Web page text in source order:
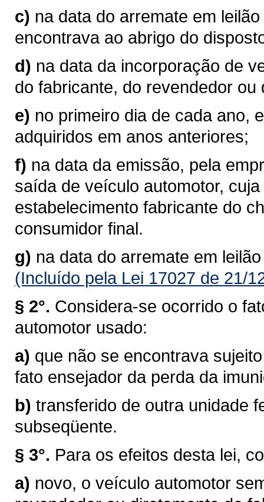
c) na data do arremate em
encontrava ao abrigo do
d) na data da incorporação de
do fabricante, do revendedor ou
e) no primeiro dia de cada ano,
adquiridos em anos anteriores;
f) na data da emissão, pela
saída de veículo automotor,
estabelecimento fabricante do
consumidor final.
g) na data do arremate em
(Incluído pela Lei 17027 de 21/
§ 2°. Considera-se ocorrido o
automotor usado:
a) que não se encontrava
fato ensejador da perda da
b) transferido de outra unidade
subseqüente.
§ 3°. Para os efeitos desta lei,
a) novo, o veículo automotor